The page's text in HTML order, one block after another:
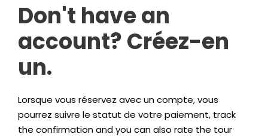
Don't have an
account? Créez-en
un.
Lorsque vous réservez avec un compte, vous
pourrez suivre le statut de votre paiement, track
the confirmation and you can also rate the tour